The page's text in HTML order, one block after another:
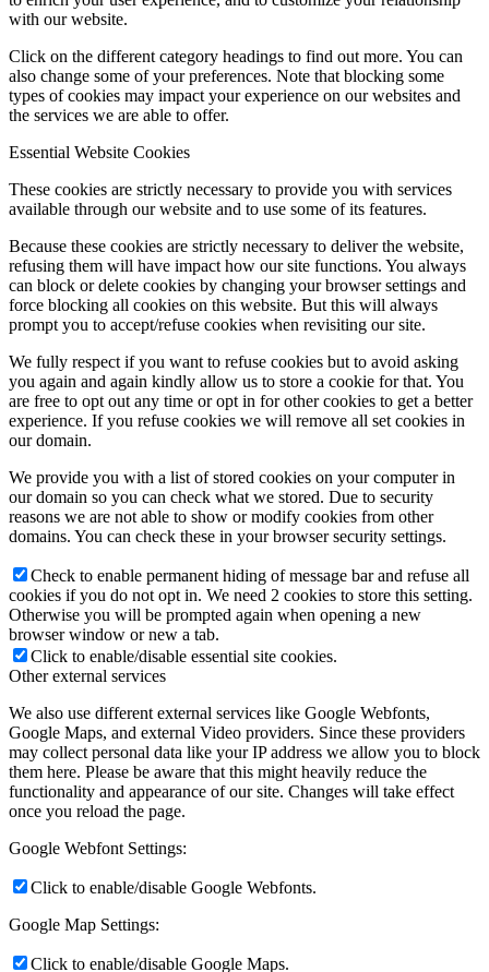
with our website.
Click on the different category headings to find out more. You can
also change some of your preferences. Note that blocking some
types of cookies may impact your experience on our websites and
the services we are able to offer.
Essential Website Cookies
These cookies are strictly necessary to provide you with services
available through our website and to use some of its features.
Because these cookies are strictly necessary to deliver the website,
refusing them will have impact how our site functions. You always
can block or delete cookies by changing your browser settings and
force blocking all cookies on this website. But this will always
prompt you to accept/refuse cookies when revisiting our site.
We fully respect if you want to refuse cookies but to avoid asking
you again and again kindly allow us to store a cookie for that. You
are free to opt out any time or opt in for other cookies to get a better
experience. If you refuse cookies we will remove all set cookies in
our domain.
We provide you with a list of stored cookies on your computer in
our domain so you can check what we stored. Due to security
reasons we are not able to show or modify cookies from other
domains. You can check these in your browser security settings.
Check to enable permanent hiding of message bar and refuse all
cookies if you do not opt in. We need 2 cookies to store this setting.
Otherwise you will be prompted again when opening a new
browser window or new a tab.
Click to enable/disable essential site cookies.
Other external services
We also use different external services like Google Webfonts,
Google Maps, and external Video providers. Since these providers
may collect personal data like your IP address we allow you to block
them here. Please be aware that this might heavily reduce the
functionality and appearance of our site. Changes will take effect
once you reload the page.
Google Webfont Settings:
Click to enable/disable Google Webfonts.
Google Map Settings:
Click to enable/disable Google Maps.